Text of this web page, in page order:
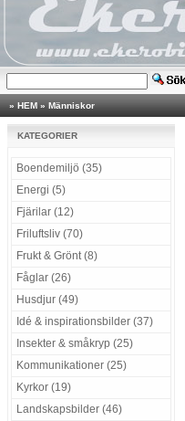
» HEM » Människor
KATEGORIER
Boendemiljö (35)
Energi (5)
Fjärilar (12)
Friluftsliv (70)
Frukt & Grönt (8)
Fåglar (26)
Husdjur (49)
Idé & inspirationsbilder (37)
Insekter & småkryp (25)
Kommunikationer (25)
Kyrkor (19)
Landskapsbilder (46)